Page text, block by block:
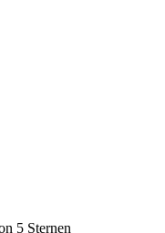
5 Sternen